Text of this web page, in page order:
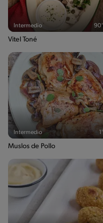
Intermedio 90'
Vitel Toné
Intermedio 1'
Muslos de Pollo